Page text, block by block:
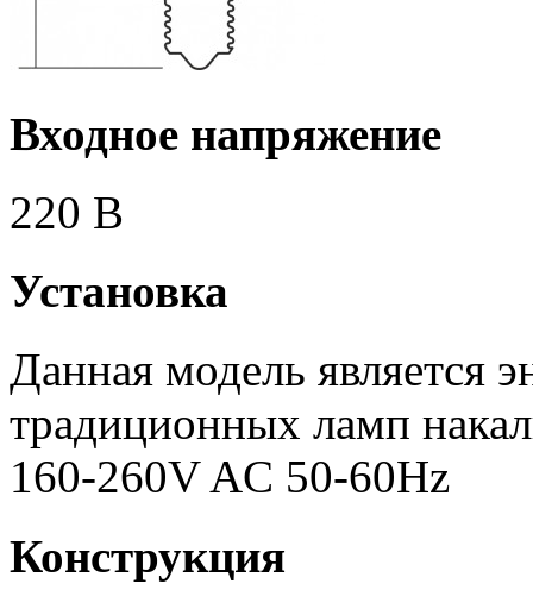
Входное напряжение
220 В
Установка
Данная модель является
традиционных ламп
160-260V AC 50-60Hz
Конструкция